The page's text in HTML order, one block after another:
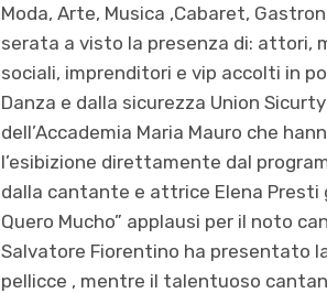
Moda, Arte, Musica ,Cabaret,
serata a visto la presenza di: attori,
sociali, imprenditori e vip accolti in
Danza e dalla sicurezza Union
dell’Accademia Maria Mauro che
l’esibizione direttamente dal
dalla cantante e attrice Elena Presti
Quero Mucho” applausi per il noto
Salvatore Fiorentino ha presentato
pellicce , mentre il talentuoso